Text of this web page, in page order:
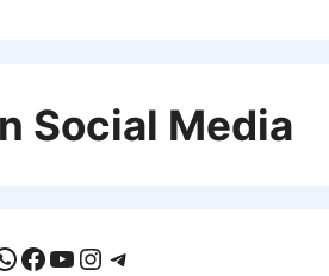
Social Media
Facebook
YouTube
Instagram
Telegram